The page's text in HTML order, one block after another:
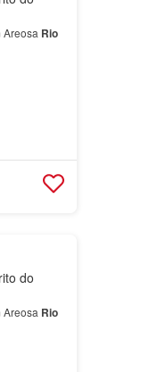
Areosa Rio
do
Areosa Rio